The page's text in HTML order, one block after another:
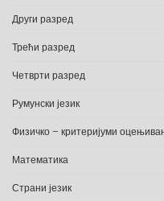
Други разред
Трећи разред
Четврти разред
Румунски језик
Физичко – критеријуми
Математика
Страни језик